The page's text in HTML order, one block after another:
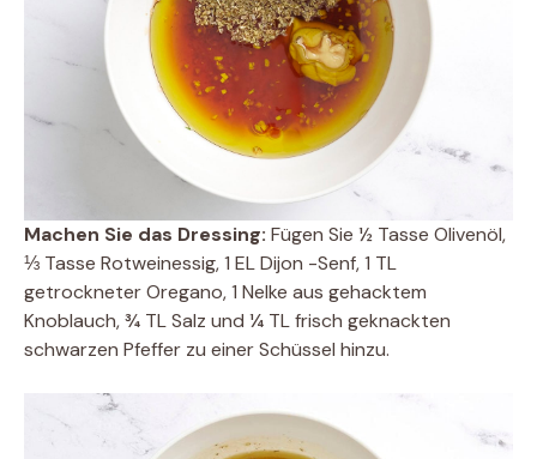
Machen Sie das Dressing: Fügen Sie ½ Tasse Olivenöl,
⅓ Tasse Rotweinessig, 1 EL Dijon -Senf, 1 TL
getrockneter Oregano, 1 Nelke aus gehacktem
Knoblauch, ¾ TL Salz und ¼ TL frisch geknackten
schwarzen Pfeffer zu einer Schüssel hinzu.